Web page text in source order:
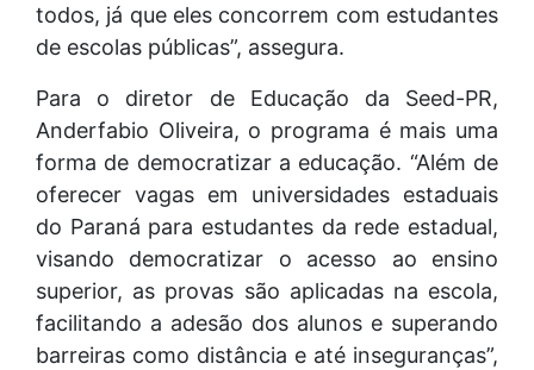
todos, já que eles concorrem com estudantes
de escolas públicas”, assegura.
Para o diretor de Educação da Seed-PR,
Anderfabio Oliveira, o programa é mais uma
forma de democratizar a educação. “Além de
oferecer vagas em universidades estaduais
do Paraná para estudantes da rede estadual,
visando democratizar o acesso ao ensino
superior, as provas são aplicadas na escola,
facilitando a adesão dos alunos e superando
barreiras como distância e até inseguranças”,